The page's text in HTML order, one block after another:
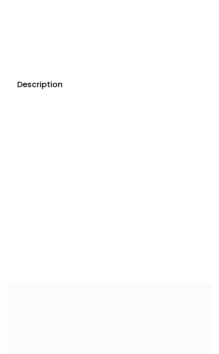
Description